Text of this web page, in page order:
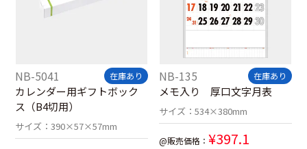
NB-5041 在庫あり
カレンダー用ギフトボック
ス（B4切用）
サイズ：390×57×57mm
NB-135 在庫あり
メモ入り 厚口文字月表
サイズ： 534×380mm
@販売価格： ¥397.1